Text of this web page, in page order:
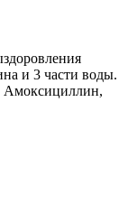
и 3 части воды.
Амоксициллин,